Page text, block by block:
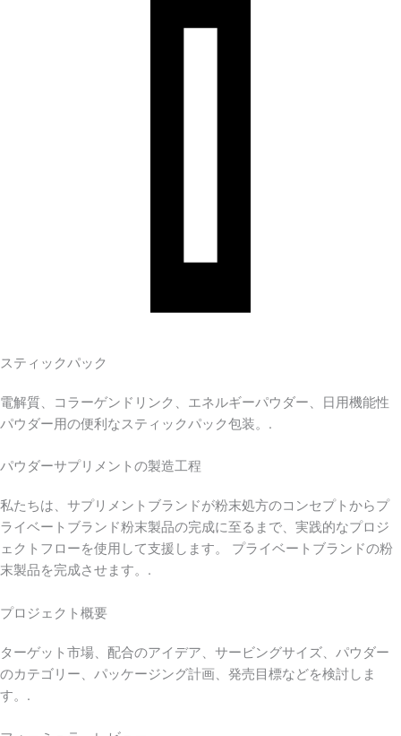
スティックパック
電解質、コラーゲンドリンク、エネルギーパウダー、日用機能性
パウダー用の便利なスティックパック包装。.
パウダーサプリメントの製造工程
私たちは、サプリメントブランドが粉末処方のコンセプトからプ
ライベートブランド粉末製品の完成に至るまで、実践的なプロジ
ェクトフローを使用して支援します。 プライベートブランドの粉
末製品を完成させます。.
プロジェクト概要
ターゲット市場、配合のアイデア、サービングサイズ、パウダー
のカテゴリー、パッケージング計画、発売目標などを検討しま
す。.